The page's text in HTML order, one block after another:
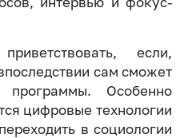
если,
сам сможет
программы. Особенно
цифровые технологии
в социологии